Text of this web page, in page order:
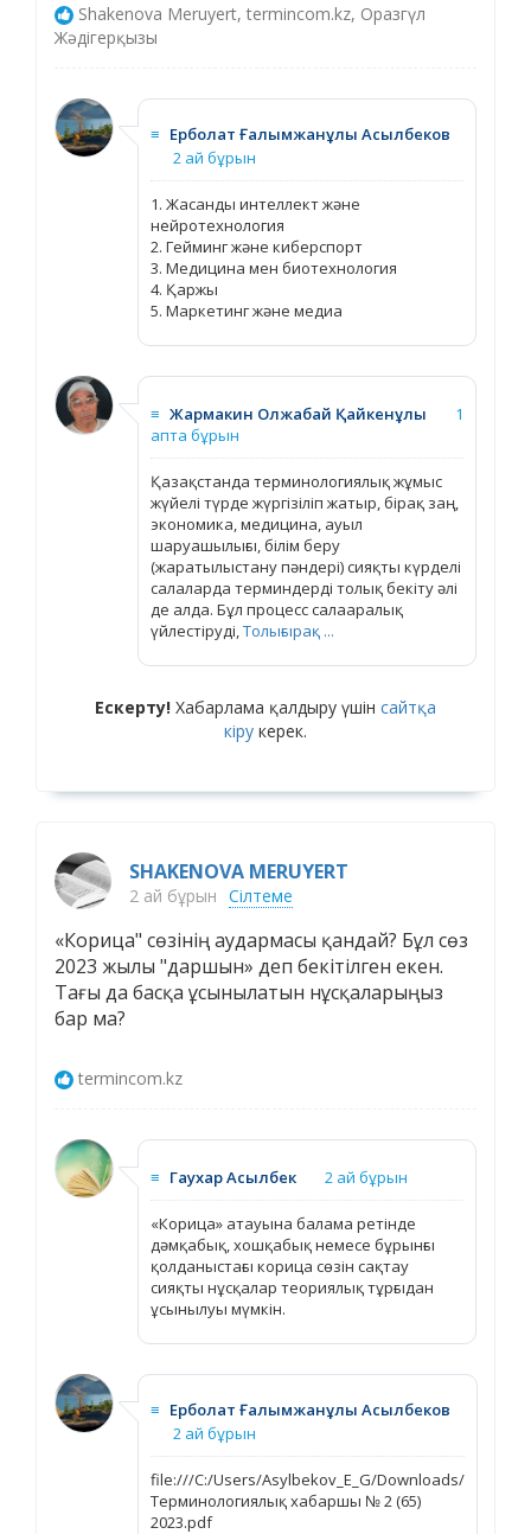
Shakenova Meruyert, termincom.kz, Оразгүл
Жәдігерқызы
≡ Ерболат Ғалымжанұлы Асылбеков
2 ай бұрын
1. Жасанды интеллект және
нейротехнология
2. Гейминг және киберспорт
3. Медицина мен биотехнология
4. Қаржы
5. Маркетинг және медиа
≡ Жармакин Олжабай Қайкенұлы
1
апта бұрын
Қазақстанда терминологиялық жұмыс
жүйелі түрде жүргізіліп жатыр, бірақ заң,
экономика, медицина, ауыл
шаруашылығы, білім беру
(жаратылыстану пәндері) сияқты күрделі
салаларда терминдерді толық бекіту әлі
де алда. Бұл процесс салааралық
үйлестіруді,Толығырақ ...
Ескерту! Хабарлама қалдыру үшін сайтқа
кіру керек.
SHAKENOVA MERUYERT
2 ай бұрын Сілтеме
«Корица" сөзінің аудармасы қандай? Бұл сөз
2023 жылы "даршын» деп бекітілген екен.
Тағы да басқа ұсынылатын нұсқаларыңыз
бар ма?
termincom.kz
≡ Гаухар Асылбек 2 ай бұрын
«Корица» атауына балама ретінде
дәмқабық, хошқабық немесе бұрынғы
қолданыстағы корица сөзін сақтау
сияқты нұсқалар теориялық тұрғыдан
ұсынылуы мүмкін.
≡ Ерболат Ғалымжанұлы Асылбеков
2 ай бұрын
file:///C:/Users/Asylbekov_E_G/Downloads/
Терминологиялық хабаршы № 2 (65)
2023.pdf